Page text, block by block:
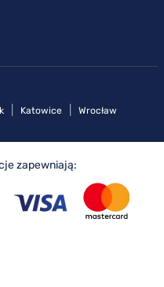
Katowice Wrocław
zapewniają: